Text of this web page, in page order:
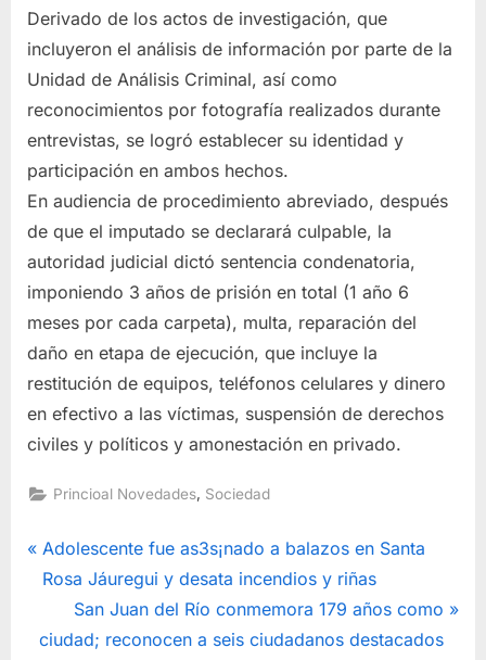
Derivado de los actos de investigación, que
incluyeron el análisis de información por parte de la
Unidad de Análisis Criminal, así como
reconocimientos por fotografía realizados durante
entrevistas, se logró establecer su identidad y
participación en ambos hechos.
En audiencia de procedimiento abreviado, después
de que el imputado se declarará culpable, la
autoridad judicial dictó sentencia condenatoria,
imponiendo 3 años de prisión en total (1 año 6
meses por cada carpeta), multa, reparación del
daño en etapa de ejecución, que incluye la
restitución de equipos, teléfonos celulares y dinero
en efectivo a las víctimas, suspensión de derechos
civiles y políticos y amonestación en privado.
Princioal Novedades, Sociedad
Navegación
entradas
P
r
v
Adolescente fue as3s¡nado a balazos en Santa
Rosa Jáuregui y desata incendios y riñas
N
e
San Juan del Río conmemora 179 años como
ciudad; reconocen a seis ciudadanos destacados